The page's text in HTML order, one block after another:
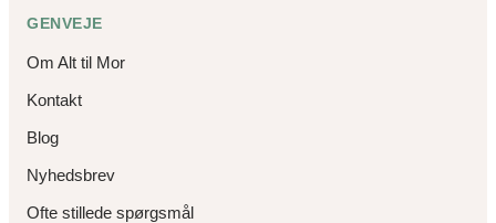
GENVEJE
Om Alt til Mor
Kontakt
Blog
Nyhedsbrev
Ofte stillede spørgsmål